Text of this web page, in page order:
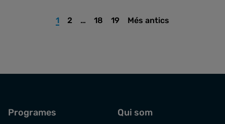
1 2 … 18 19 Més antics
Programes Qui som